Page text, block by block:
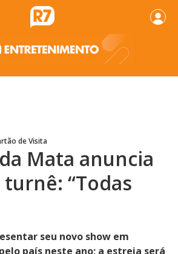
de Visita
Mata anuncia
“Todas
seu novo show em
país neste ano; a estreia será